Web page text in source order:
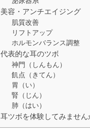
美容・アンチエイジング
肌質改善
リフトアップ
ホルモンバランス調整
代表的な耳のツボ
神門（しんもん）
飢点（きてん）
胃（い）
腎（じん）
肺（はい）
耳ツボを体験してみません